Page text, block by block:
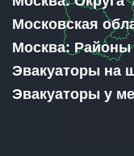
Московская
Москва: Районы
Эвакуаторы на
Эвакуаторы у